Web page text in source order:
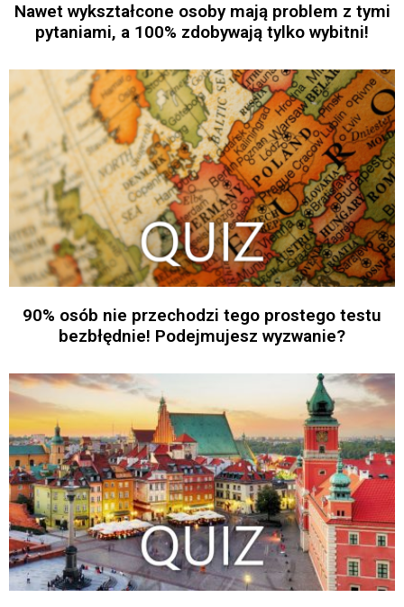
Nawet wykształcone osoby mają problem z tymi
pytaniami, a 100% zdobywają tylko wybitni!
90% osób nie przechodzi tego prostego testu
bezbłędnie! Podejmujesz wyzwanie?